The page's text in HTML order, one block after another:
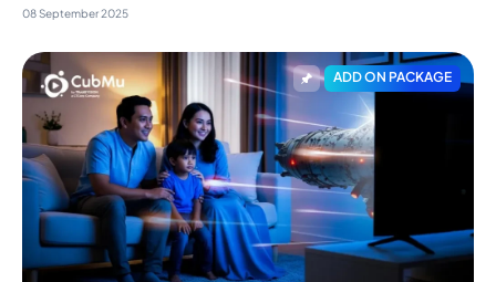
08 September 2025
ADD ON PACKAGE